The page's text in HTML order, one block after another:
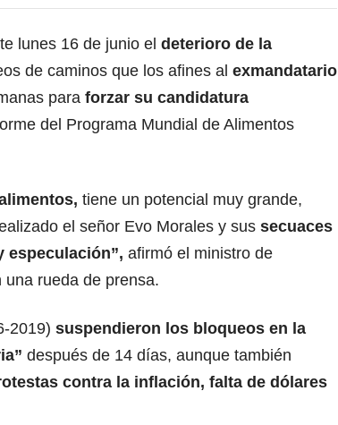
lunes 16 de junio el deterioro de la
de caminos que los afines al exmandatario
para forzar su candidatura
del Programa Mundial de Alimentos
, tiene un potencial muy grande,
el señor Evo Morales y sus secuaces
especulación”, afirmó el ministro de
rueda de prensa.
2019) suspendieron los bloqueos en la
después de 14 días, aunque también
contra la inflación, falta de dólares